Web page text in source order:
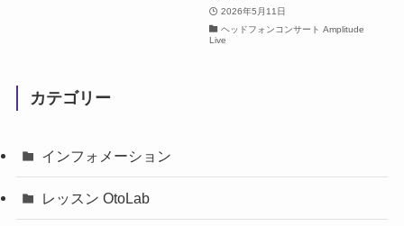
2026年5月11日
ヘッドフォンコンサート Amplitude
Live
カテゴリー
インフォメーション
レッスン OtoLab